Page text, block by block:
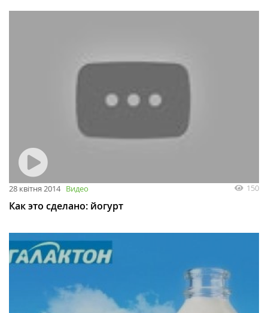
28 квітня 2014 Видео 150
Как это сделано: йогурт